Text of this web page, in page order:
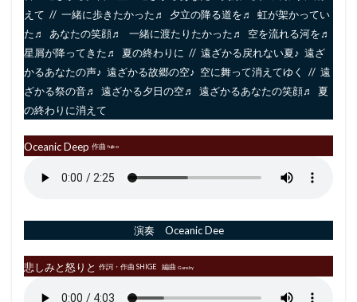
えて // 一緒に歩きたかった♬ 夕立の降る道を♬ 虹が架かってい
た♬ あなたの笑顔♬ 一緒に渡たりたかった♬ 空を流れる河を♬
星屑が降ってきた♬ 夏の終わりに // 遠ざかる戻れない夏♪ 遠ざ
かるあなたの声♪ 遠ざかる故郷の空♪ 空に舞って消えてゆく // 遠
ざかる祭の音♬ 遠ざかる夕日の空♬ 遠ざかるあなたの笑顔♬ 夏
の終わりに消えて
Oceanic Deep 作曲 fujico
演奏 Oceanic Dee
悲しみと怒りと 作詞・作曲 SHIGE 編曲 Gunshy